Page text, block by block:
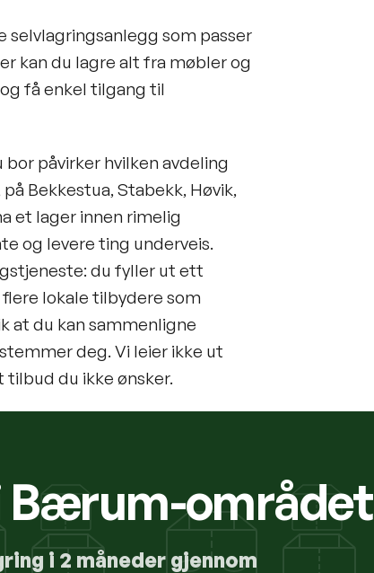
som passer
kan du lagre alt fra møbler og
få enkel tilgang til
påvirker hvilken avdeling
Bekkestua, Stabekk, Høvik,
et lager innen rimelig
og levere ting underveis.
du fyller ut ett
lokale tilbydere som
at du kan sammenligne
deg. Vi leier ikke ut
du ikke ønsker.
Bærum-området
i 2 måneder gjennom